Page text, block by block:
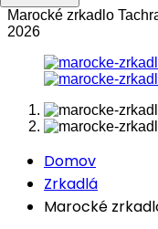
Marocké zrkadlo
2026
Domov
Zrkadlá
Marocké